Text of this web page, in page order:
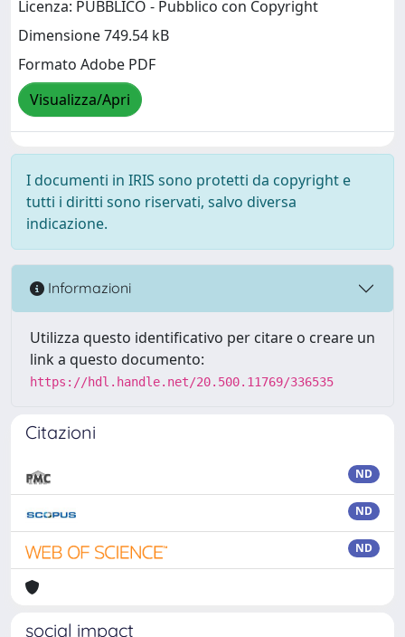
Licenza: PUBBLICO - Pubblico con Copyright
Dimensione 749.54 kB
Formato Adobe PDF
Visualizza/Apri
I documenti in IRIS sono protetti da copyright e
tutti i diritti sono riservati, salvo diversa
indicazione.
Informazioni
Utilizza questo identificativo per citare o creare un
link a questo documento:
https://hdl.handle.net/20.500.11769/336535
Citazioni
ND
ND
ND
social impact